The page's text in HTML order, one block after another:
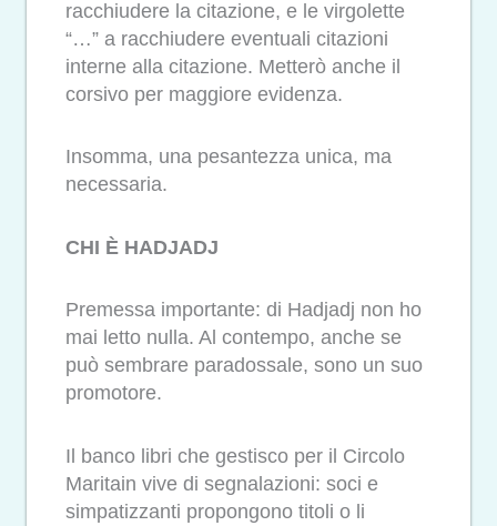
racchiudere la citazione, e le virgolette
“…” a racchiudere eventuali citazioni
interne alla citazione. Metterò anche il
corsivo per maggiore evidenza.
Insomma, una pesantezza unica, ma
necessaria.
CHI È HADJADJ
Premessa importante: di Hadjadj non ho
mai letto nulla. Al contempo, anche se
può sembrare paradossale, sono un suo
promotore.
Il banco libri che gestisco per il Circolo
Maritain vive di segnalazioni: soci e
simpatizzanti propongono titoli o li